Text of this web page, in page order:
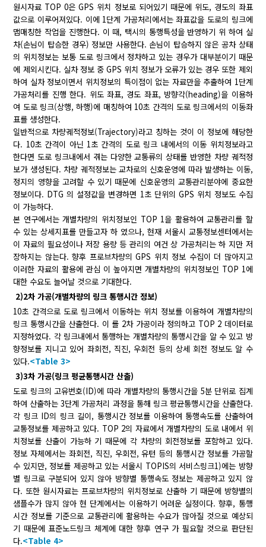
원시자료 TOP 0은 GPS 위치 정보로 되어있기 때문에 위도, 경도의 좌표
값으로 이루어져있다. 이에 1단계 가공처리에서는 좌표값을 도로의 링크에
맵매칭한 작업을 진행한다. 이 때, 택시의 통행특성을 반영하기 위 하여 실
차(손님이 탑승한 경우) 정보만 사용한다. 손님이 탑승하지 않은 공차 상태
의 위치정보는 보통 도로 링크에서 정차하고 있는 경우가 대부분이기 때문
에 제외시킨다. 실차 정보 중 GPS 위치 정보가 오류가 있는 경우 또한 제외
하여 실차 정보이면서 위치정보의 특이점이 없는 자료만을 추출하여 1단계
가공처리를 진행 한다. 위도 좌표, 경도 좌표, 방향각(heading)을 이용하
여 도로 링크(상행, 하행)에 매칭하여 10초 간격의 도로 링크에서의 이동좌
표를 생성한다.
일반적으로 차량궤적정보(Trajectory)라고 칭하는 것이 이 정보에 해당한
다. 10초 간격이 아닌 1초 간격의 도로 링크 내에서의 이동 위치정보라고
한다면 도로 링크내에서 겪는 다양한 교통류의 상태를 반영한 차량 궤적정
보가 생성된다. 차량 궤적정보는 교차로의 신호운영에 따라 발생하는 이동,
정지의 영향을 고려할 수 있기 때문에 신호운영의 교통관리분야에 중요한
정보이다. DTG 의 설정값을 변경하면 1초 단위의 GPS 위치 정보도 수집
이 가능하다.
본 연구에서는 개별차량의 위치정보인 TOP 1을 활용하여 교통관리를 할
수 있는 상세지표를 만들고자 하 였으나, 현재 서울시 교통정보센터에서는
이 자료의 필요성이나 저장 용량 등 관리의 여건 상 가공처리는 하 지만 저
장하지는 않는다. 향후 프로브차량의 GPS 위치 정보 수집이 더 많아지고
이러한 자료의 활용에 관심 이 높아지면 개별차량의 위치정보인 TOP 1에
대한 수요도 늘어날 것으로 기대한다.
2)2차 가공(개별차량의 링크 통행시간 정보)
10초 간격으로 도로 링크에서 이동하는 위치 정보를 이용하여 개별차량의
링크 통행시간을 산출한다. 이 를 2차 가공이라 정의하고 TOP 2 데이터로
지정하였다. 각 링크내에서 통행하는 개별차량의 통행시간을 알 수 있고 방
향정보를 지니고 있어 좌회전, 직진, 우회전 등의 상세 회전 정보도 알 수
있다.<Table 3>
3)3차 가공(링크 평균통행시간 산출)
도로 링크의 고유번호(ID)에 따라 개별차량의 통행시간을 5분 단위로 집계
하여 산출하는 3단계 가공처리 과정을 통해 링크 평균통행시간을 산출한다.
각 링크 ID의 링크 길이, 통행시간 정보를 이용하여 통행속도를 산출하여
교통정보를 제공하고 있다. TOP 2의 자료에서 개별차량의 도로 내에서 위
치정보를 산출이 가능하 기 때문에 각 차량의 회전정보를 포함하고 있다.
정보 자체에서는 좌회전, 직진, 우회전, 유턴 등의 통행시간 정보를 가공할
수 있지만, 정보를 제공하고 있는 서울시 TOPIS의 서비스링크1)에는 방향
별 링크로 구분되어 있지 않아 방향별 통행속도 정보는 제공하고 있지 않
다. 또한 원시자료는 프로브차량의 위치정보로 산출하 기 때문에 방향별의
샘플수가 많지 않아 현 단계에서는 이용하기 어려운 실정이다. 향후, 통행
시간 정보를 기준으로 교통관리에 활용하는 수요가 많아질 것으로 예상되
기 때문에 표준노드링크 체계에 대한 향후 연구 가 필요할 것으로 판단된
다.<Table 4>